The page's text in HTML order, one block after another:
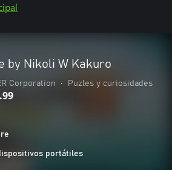
by Nikoli W Kakuro
Corporation • Puzles y curiosidades
portátiles